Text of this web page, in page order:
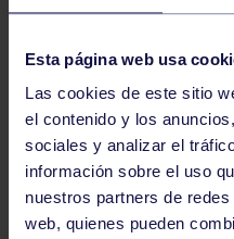
Esta página web usa
Las cookies de este sitio
el contenido y los
sociales y analizar el
información sobre el uso
nuestros partners de
web, quienes pueden
GAM
CTO DE ASTURIAS DE
221 222 223